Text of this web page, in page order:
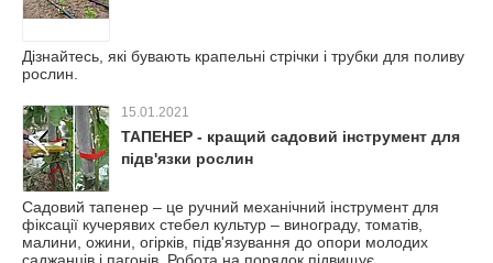
Дізнайтесь, які бувають крапельні стрічки і трубки для поливу
рослин.
15.01.2021
ТАПЕНЕР - кращий садовий інструмент для
підв'язки рослин
Садовий тапенер – це ручний механічний інструмент для
фіксації кучерявих стебел культур – винограду, томатів,
малини, ожини, огірків, підв'язування до опори молодих